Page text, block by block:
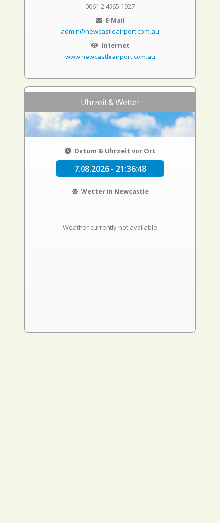
0061 2 4965 1927
E-Mail
admin@newcastleairport.com.au
Internet
www.newcastleairport.com.au
Uhrzeit & Wetter
Datum & Uhrzeit vor Ort
7.08.2026 - 21:36:49
Wetter in Newcastle
Weather currently not available